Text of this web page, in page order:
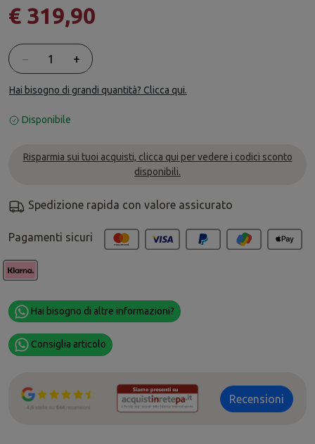
€ 319,90
Quantità
− +
Hai bisogno di grandi quantità? Clicca qui.
Disponibile
Risparmia sui tuoi acquisti, clicca qui per vedere i codici sconto
disponibili.
Spedizione rapida con valore assicurato
Pagamenti sicuri
Hai bisogno di altre informazioni?
Consiglia articolo
Recensioni